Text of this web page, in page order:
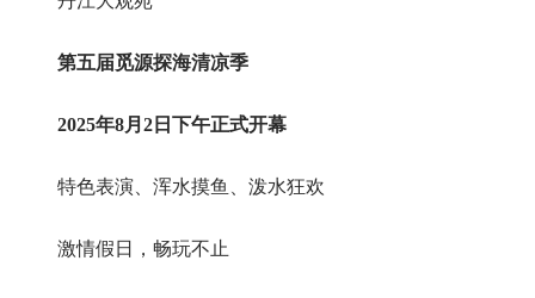
第五届觅源探海清凉季
2025年8月2日下午正式开幕
特色表演、浑水摸鱼、泼水狂欢
激情假日，畅玩不止